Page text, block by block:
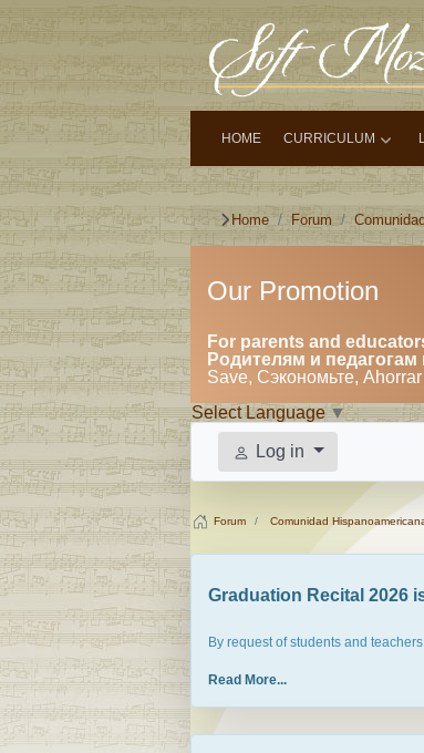
HOME CURRICULUM
Home Forum
Our Promotion
For parents and
Родителям и
Save, Сэкономьте, Ahorrar
Select Language▼
Log in
Forum Comunidad
Graduation Recital 2026
By request of students and
Read More...